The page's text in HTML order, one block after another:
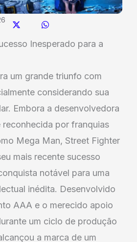
Inesperado para a
um grande triunfo com
considerando sua
Embora a desenvolvedora
reconhecida por franquias
Mega Man, Street Fighter
mais recente sucesso
notável para uma
inédita. Desenvolvido
AAA e o merecido apoio
um ciclo de produção
a marca de um